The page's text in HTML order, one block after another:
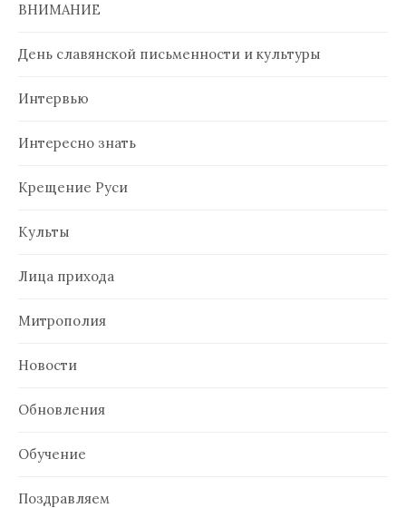
ВНИМАНИЕ
День славянской письменности и культуры
Интервью
Интересно знать
Крещение Руси
Культы
Лица прихода
Митрополия
Новости
Обновления
Обучение
Поздравляем